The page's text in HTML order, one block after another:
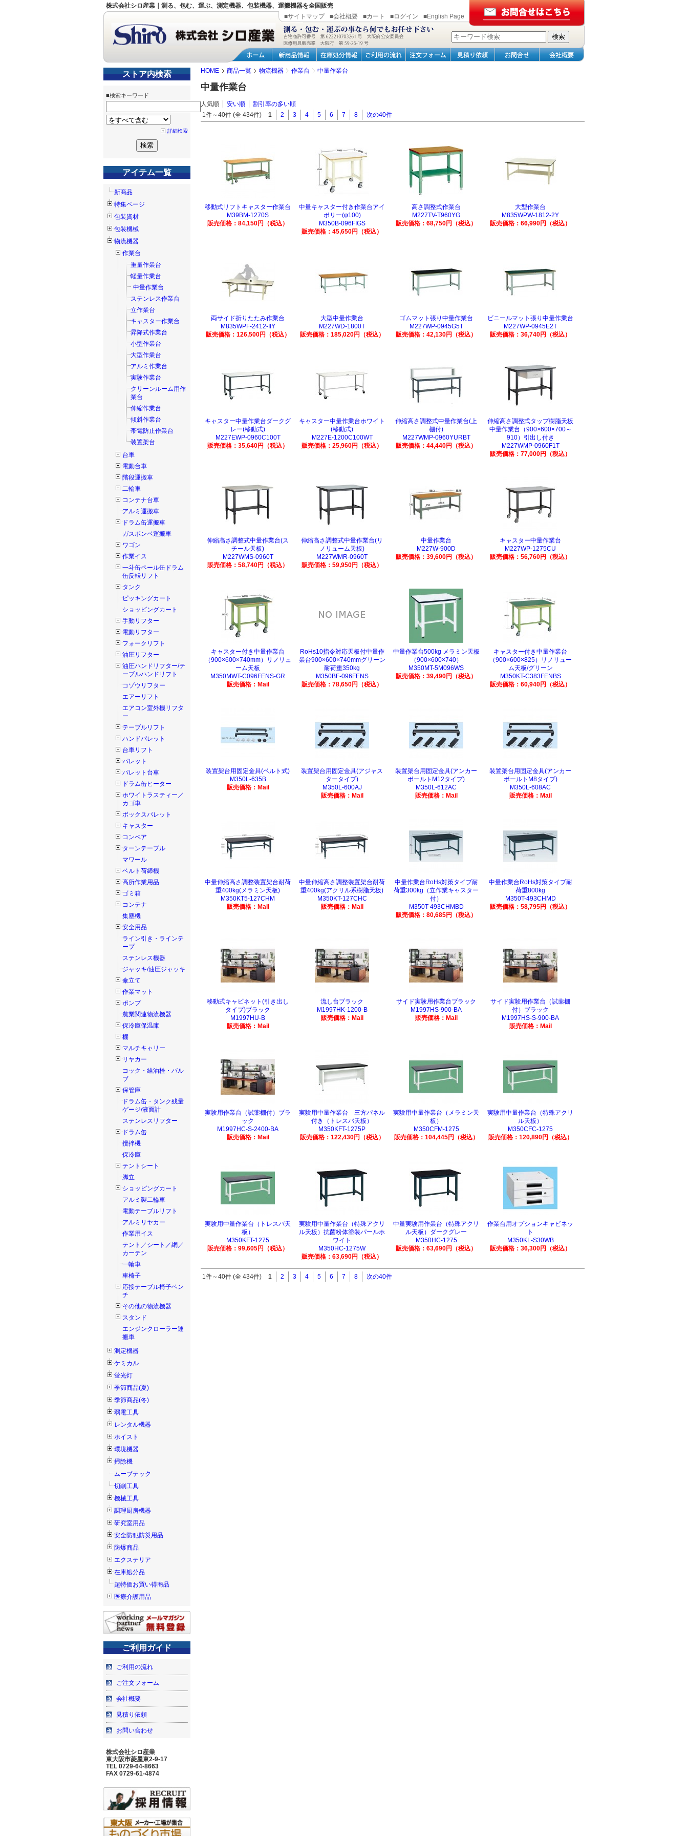
株式会社シロ産業｜測る、包む、運ぶ、測定機器、包装機器、運搬機器を全国販売
■サイトマップ
■会社概要 ■カート ■ログイン ■English Page
ストア内検索
■検索キーワード
詳細検索
アイテム一覧
新商品
特集ページ
包装資材
包装機械
物流機器
作業台
重量作業台
軽量作業台
中量作業台
ステンレス作業台
立作業台
キャスター作業台
昇降式作業台
小型作業台
大型作業台
アルミ作業台
実験作業台
クリーンルーム用作
業台
伸縮作業台
傾斜作業台
帯電防止作業台
装置架台
台車
電動台車
階段運搬車
二輪車
コンテナ台車
アルミ運搬車
ドラム缶運搬車
ガスボンベ運搬車
ワゴン
作業イス
一斗缶ペール缶ドラム
缶反転リフト
タンク
ピッキングカート
ショッピングカート
手動リフター
電動リフター
フォークリフト
油圧リフター
油圧ハンドリフター/テ
ーブルハンドリフト
コゾウリフター
エアーリフト
エアコン室外機リフタ
ー
テーブルリフト
ハンドパレット
台車リフト
パレット
パレット台車
ドラム缶ヒーター
ホワイトラスティー／
カゴ車
ボックスパレット
キャスター
コンベア
ターンテーブル
マワール
ベルト荷締機
高所作業用品
ゴミ箱
コンテナ
集塵機
安全用品
ライン引き・ラインテ
ープ
ステンレス機器
ジャッキ/油圧ジャッキ
傘立て
作業マット
ポンプ
農業関連物流機器
保冷庫保温庫
棚
マルチキャリー
リヤカー
コック・給油栓・バル
ブ
保管庫
ドラム缶・タンク残量
ゲージ/液面計
ステンレスリフター
ドラム缶
攪拌機
保冷庫
テントシート
脚立
ショッピングカート
アルミ製二輪車
電動テーブルリフト
アルミリヤカー
作業用イス
テント／シート／網／
カーテン
一輪車
車椅子
応接テーブル椅子ベン
チ
その他の物流機器
スタンド
エンジンクローラー運
搬車
測定機器
ケミカル
蛍光灯
季節商品(夏)
季節商品(冬)
弱電工具
レンタル機器
ホイスト
環境機器
掃除機
ムーブテック
切削工具
機械工具
調理厨房機器
研究室用品
安全防犯防災用品
防爆商品
エクステリア
在庫処分品
超特価お買い得商品
医療介護用品
ご利用ガイド
ご利用の流れ
ご注文フォーム
会社概要
見積り依頼
お問い合わせ
株式会社シロ産業
東大阪市菱屋東2-9-17
TEL 0729-64-8663
FAX 0729-61-4874
HOME 商品一覧 物流機器 作業台 中量作業台
中量作業台
人気順 安い順
割引率の多い順
1件～40件 (全 434件)
1 2 3 4 5 6 7 8 次の40件
移動式リフトキャスター作業台
M39BM-1270S
販売価格：84,150円（税込）
中量キャスター付き作業台アイ
ボリー(φ100)
M350B-096FIGS
販売価格：45,650円（税込）
高さ調整式作業台
M227TV-T960YG
販売価格：68,750円（税込）
大型作業台
M835WPW-1812-2Y
販売価格：66,990円（税込）
両サイド折りたたみ作業台
M835WPF-2412-IIY
販売価格：126,500円（税込）
大型中量作業台
M227WD-1800T
販売価格：185,020円（税込）
ゴムマット張り中量作業台
M227WP-0945G5T
販売価格：42,130円（税込）
ビニールマット張り中量作業台
M227WP-0945E2T
販売価格：36,740円（税込）
キャスター中量作業台ダークグ
レー(移動式)
M227EWP-0960C100T
販売価格：35,640円（税込）
キャスター中量作業台ホワイト
(移動式)
M227E-1200C100WT
販売価格：25,960円（税込）
伸縮高さ調整式中量作業台(上
棚付)
M227WMP-0960YURBT
販売価格：44,440円（税込）
伸縮高さ調整式タップ樹脂天板
中量作業台（900×600×700～
910）引出し付き
M227WMP-0960F1T
販売価格：77,000円（税込）
伸縮高さ調整式中量作業台(ス
チール天板)
M227WMS-0960T
販売価格：58,740円（税込）
伸縮高さ調整式中量作業台(リ
ノリューム天板)
M227WMR-0960T
販売価格：59,950円（税込）
中量作業台
M227W-900D
販売価格：39,600円（税込）
キャスター中量作業台
M227WP-1275CU
販売価格：56,760円（税込）
キャスター付き中量作業台
（900×600×740mm）リノリュ
ーム天板
M350MWT-C096FENS-GR
販売価格：Mail
RoHs10指令対応天板付中量作
業台900×600×740mmグリーン
耐荷重350kg
M350BF-096FENS
販売価格：78,650円（税込）
中量作業台500kg メラミン天板
（900×600×740）
M350MT-5M096WS
販売価格：39,490円（税込）
キャスター付き中量作業台
（900×600×825）リノリュー
ム天板/グリーン
M350KT-C383FENBS
販売価格：60,940円（税込）
装置架台用固定金具(ベルト式)
M350L-635B
販売価格：Mail
装置架台用固定金具(アジャス
タータイプ)
M350L-600AJ
販売価格：Mail
装置架台用固定金具(アンカー
ボールトM12タイプ)
M350L-612AC
販売価格：Mail
装置架台用固定金具(アンカー
ボールトM8タイプ)
M350L-608AC
販売価格：Mail
中量伸縮高さ調整装置架台耐荷
重400kg(メラミン天板)
M350KT5-127CHM
販売価格：Mail
中量伸縮高さ調整装置架台耐荷
重400kg(アクリル系樹脂天板)
M350KT-127CHC
販売価格：Mail
中量作業台RoHs対策タイプ耐
荷重300kg（立作業キャスター
付）
M350T-493CHMBD
販売価格：80,685円（税込）
中量作業台RoHs対策タイプ耐
荷重800kg
M350T-493CHMD
販売価格：58,795円（税込）
移動式キャビネット(引き出し
タイプ)ブラック
M1997HU-B
販売価格：Mail
流し台ブラック
M1997HK-1200-B
販売価格：Mail
サイド実験用作業台ブラック
M1997HS-900-BA
販売価格：Mail
サイド実験用作業台（試薬棚
付）ブラック
M1997HS-S-900-BA
販売価格：Mail
実験用作業台（試薬棚付）ブラ
ック
M1997HC-S-2400-BA
販売価格：Mail
実験用中量作業台 三方パネル
付き（トレスバ天板）
M350KFT-1275P
販売価格：122,430円（税込）
実験用中量作業台（メラミン天
板）
M350CFM-1275
販売価格：104,445円（税込）
実験用中量作業台（特殊アクリ
ル天板）
M350CFC-1275
販売価格：120,890円（税込）
実験用中量作業台（トレスバ天
板）
M350KFT-1275
販売価格：99,605円（税込）
実験用中量作業台（特殊アクリ
ル天板）抗菌粉体塗装パールホ
ワイト
M350HC-1275W
販売価格：63,690円（税込）
中量実験用作業台（特殊アクリ
ル天板）ダークグレー
M350HC-1275
販売価格：63,690円（税込）
作業台用オプションキャビネッ
ト
M350KL-S30WB
販売価格：36,300円（税込）
1件～40件 (全 434件) 1 2 3 4 5 6 7 8 次の40件